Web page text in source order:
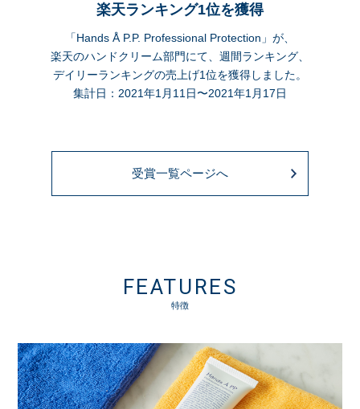
楽天ランキング1位を獲得
「Hands Å P.P. Professional Protection」が、
楽天のハンドクリーム部門にて、週間ランキング、
デイリーランキングの売上げ1位を獲得しました。
集計日：2021年1月11日〜2021年1月17日
受賞一覧ページへ
FEATURES
特徴